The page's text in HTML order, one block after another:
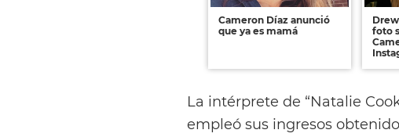
Cameron Díaz anunció
que ya es mamá
foto
La intérprete de “Natalie
empleó sus ingresos